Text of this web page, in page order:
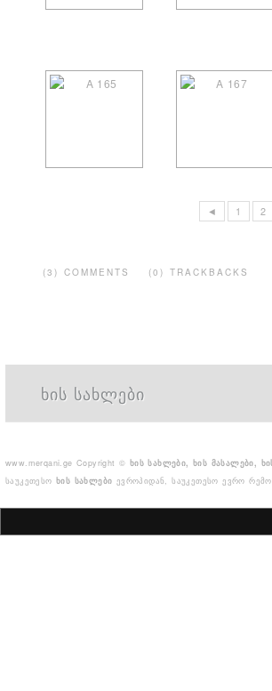
◄ 1 2
(3) COMMENTS (0) TRACKBACKS
ხის სახლები
www.merqani.ge Copyright © ხის სახლები, ხის მასალები,
საუკეთესო ხის სახლები ევროპიდან, საუკეთესო ევრო